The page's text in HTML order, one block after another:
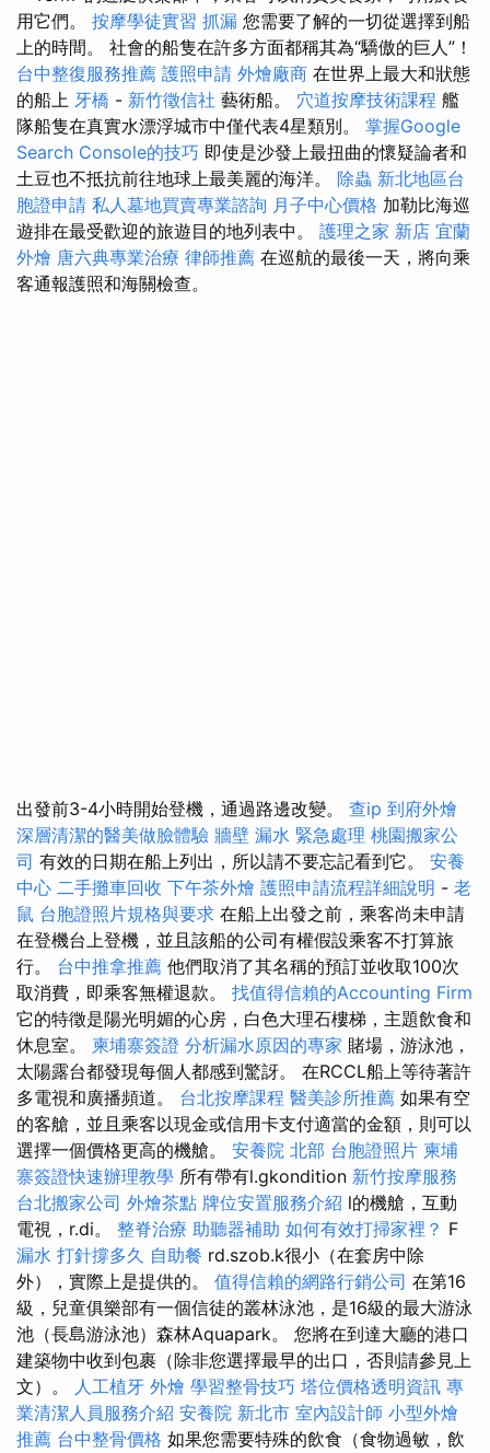
用它們。 按摩學徒實習 抓漏 您需要了解的一切從選擇到船
上的時間。 社會的船隻在許多方面都稱其為“驕傲的巨人”！
台中整復服務推薦 護照申請 外燴廠商 在世界上最大和狀態
的船上 牙橋 - 新竹徵信社 藝術船。 穴道按摩技術課程 艦
隊船隻在真實水漂浮城市中僅代表4星類別。 掌握Google
Search Console的技巧 即使是沙發上最扭曲的懷疑論者和
土豆也不抵抗前往地球上最美麗的海洋。 除蟲 新北地區台
胞證申請 私人墓地買賣專業諮詢 月子中心價格 加勒比海巡
遊排在最受歡迎的旅遊目的地列表中。 護理之家 新店 宜蘭
外燴 唐六典專業治療 律師推薦 在巡航的最後一天，將向乘
客通報護照和海關檢查。
出發前3-4小時開始登機，通過路邊改變。 查ip 到府外燴
深層清潔的醫美做臉體驗 牆壁 漏水 緊急處理 桃園搬家公
司 有效的日期在船上列出，所以請不要忘記看到它。 安養
中心 二手攤車回收 下午茶外燴 護照申請流程詳細說明 - 老
鼠 台胞證照片規格與要求 在船上出發之前，乘客尚未申請
在登機台上登機，並且該船的公司有權假設乘客不打算旅
行。 台中推拿推薦 他們取消了其名稱的預訂並收取100次
取消費，即乘客無權退款。 找值得信賴的Accounting Firm
它的特徵是陽光明媚的心房，白色大理石樓梯，主題飲食和
休息室。 柬埔寨簽證 分析漏水原因的專家 賭場，游泳池，
太陽露台都發現每個人都感到驚訝。 在RCCL船上等待著許
多電視和廣播頻道。 台北按摩課程 醫美診所推薦 如果有空
的客艙，並且乘客以現金或信用卡支付適當的金額，則可以
選擇一個價格更高的機艙。 安養院 北部 台胞證照片 柬埔
寨簽證快速辦理教學 所有帶有l.gkondition 新竹按摩服務
台北搬家公司 外燴茶點 牌位安置服務介紹 l的機艙，互動
電視，r.di。 整脊治療 助聽器補助 如何有效打掃家裡？ F
漏水 打針撐多久 自助餐 rd.szob.k很小（在套房中除
外），實際上是提供的。 值得信賴的網路行銷公司 在第16
級，兒童俱樂部有一個信徒的叢林泳池，是16級的最大游泳
池（長島游泳池）森林Aquapark。 您將在到達大廳的港口
建築物中收到包裹（除非您選擇最早的出口，否則請參見上
文）。 人工植牙 外燴 學習整骨技巧 塔位價格透明資訊 專
業清潔人員服務介紹 安養院 新北市 室內設計師 小型外燴
推薦 台中整骨價格 如果您需要特殊的飲食（食物過敏，飲